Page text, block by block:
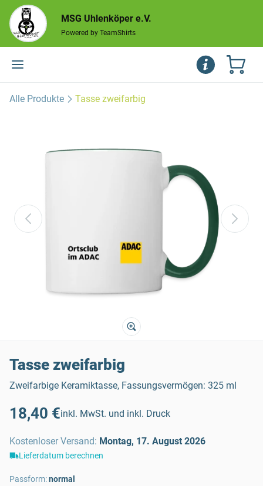
MSG Uhlenköper e.V.
Powered by TeamShirts
Alle Produkte Tasse zweifarbig
Tasse zweifarbig
Zweifarbige Keramiktasse, Fassungsvermögen: 325 ml
18,40 €inkl. MwSt. und inkl. Druck
Kostenloser Versand: Montag, 17. August 2026
Lieferdatum berechnen
Passform:normal